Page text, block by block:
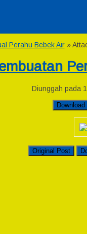
Perahu Bebek Air»
Diunggah pada
Download
Original Post